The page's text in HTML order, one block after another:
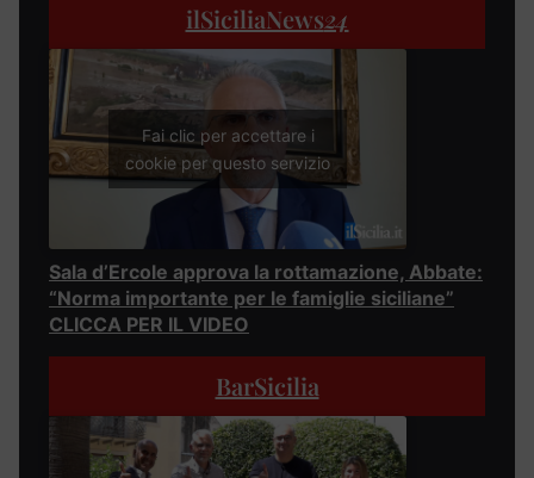
ilSiciliaNews24
Fai clic per accettare i
cookie per questo servizio
Sala d’Ercole approva la rottamazione, Abbate:
“Norma importante per le famiglie siciliane”
CLICCA PER IL VIDEO
BarSicilia